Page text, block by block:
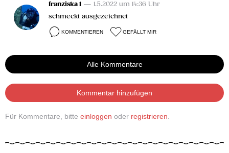
franziska 1 — 1.5.2022 um 14:36 Uhr
schmeckt ausgezeichnet
KOMMENTIEREN GEFÄLLT MIR
Alle Kommentare
Kommentar hinzufügen
Für Kommentare, bitte einloggen oder registrieren